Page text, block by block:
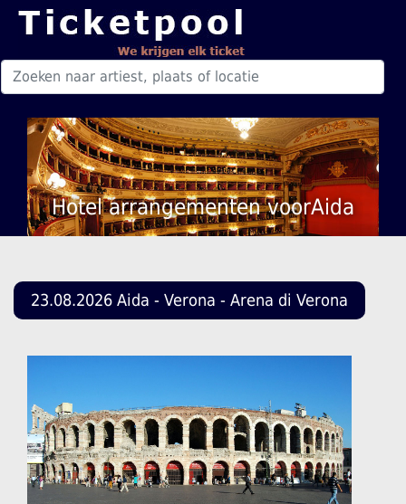
Hotel arrangementen voorAida
23.08.2026 Aida - Verona - Arena di Verona